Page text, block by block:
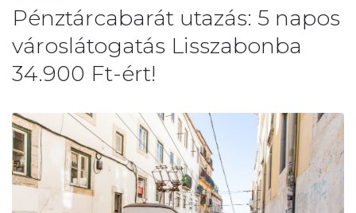
Pénztárcabarát utazás: 5 napos
városlátogatás Lisszabonba
34.900 Ft-ért!